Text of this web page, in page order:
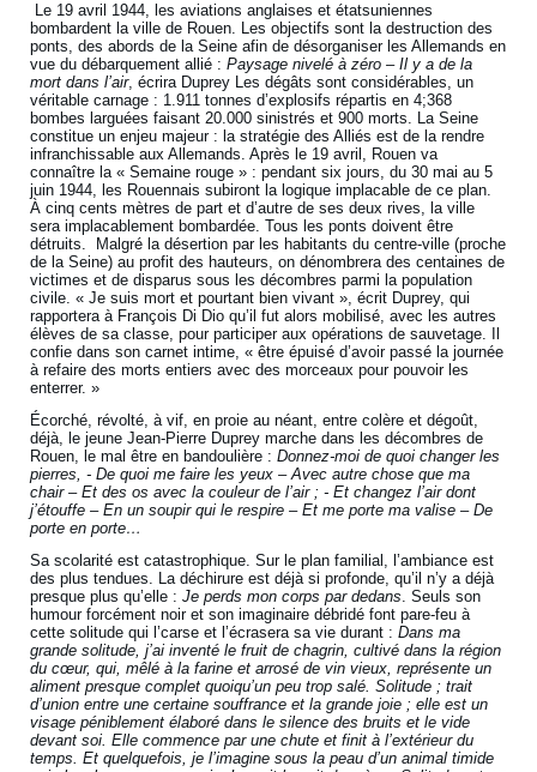
Le 19 avril 1944, les aviations anglaises et étatsuniennes
bombardent la ville de Rouen. Les objectifs sont la destruction des
ponts, des abords de la Seine afin de désorganiser les Allemands en
vue du débarquement allié :Paysage nivelé à zéro – Il y a de la
mort dans l’air, écrira Duprey Les dégâts sont considérables, un
véritable carnage : 1.911 tonnes d’explosifs répartis en 4;368
bombes larguées faisant 20.000 sinistrés et 900 morts. La Seine
constitue un enjeu majeur : la stratégie des Alliés est de la rendre
infranchissable aux Allemands. Après le 19 avril, Rouen va
connaître la « Semaine rouge » : pendant six jours, du 30 mai au 5
juin 1944, les Rouennais subiront la logique implacable de ce plan.
À cinq cents mètres de part et d’autre de ses deux rives, la ville
sera implacablement bombardée. Tous les ponts doivent être
détruits. Malgré la désertion par les habitants du centre-ville (proche
de la Seine) au profit des hauteurs, on dénombrera des centaines de
victimes et de disparus sous les décombres parmi la population
civile. « Je suis mort et pourtant bien vivant », écrit Duprey, qui
rapportera à François Di Dio qu’il fut alors mobilisé, avec les autres
élèves de sa classe, pour participer aux opérations de sauvetage. Il
confie dans son carnet intime, « être épuisé d’avoir passé la journée
à refaire des morts entiers avec des morceaux pour pouvoir les
enterrer. »
Écorché, révolté, à vif, en proie au néant, entre colère et dégoût,
déjà, le jeune Jean-Pierre Duprey marche dans les décombres de
Rouen, le mal être en bandoulière :Donnez-moi de quoi changer les
pierres, - De quoi me faire les yeux – Avec autre chose que ma
chair – Et des os avec la couleur de l’air ; - Et changez l’air dont
j’étouffe – En un soupir qui le respire – Et me porte ma valise – De
porte en porte…
Sa scolarité est catastrophique. Sur le plan familial, l’ambiance est
des plus tendues. La déchirure est déjà si profonde, qu’il n’y a déjà
presque plus qu’elle :Je perds mon corps par dedans. Seuls son
humour forcément noir et son imaginaire débridé font pare-feu à
cette solitude qui l’carse et l’écrasera sa vie durant :Dans ma
grande solitude, j’ai inventé le fruit de chagrin, cultivé dans la région
du cœur, qui, mêlé à la farine et arrosé de vin vieux, représente un
aliment presque complet quoiqu’un peu trop salé. Solitude ; trait
d’union entre une certaine souffrance et la grande joie ; elle est un
visage péniblement élaboré dans le silence des bruits et le vide
devant soi. Elle commence par une chute et finit à l’extérieur du
temps. Et quelquefois, je l’imagine sous la peau d’un animal timide